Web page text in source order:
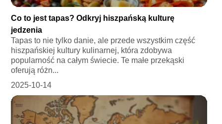
Co to jest tapas? Odkryj hiszpańską kulturę
jedzenia
Tapas to nie tylko danie, ale przede wszystkim część
hiszpańskiej kultury kulinarnej, która zdobywa
popularność na całym świecie. Te małe przekąski
oferują różn...
2025-10-14